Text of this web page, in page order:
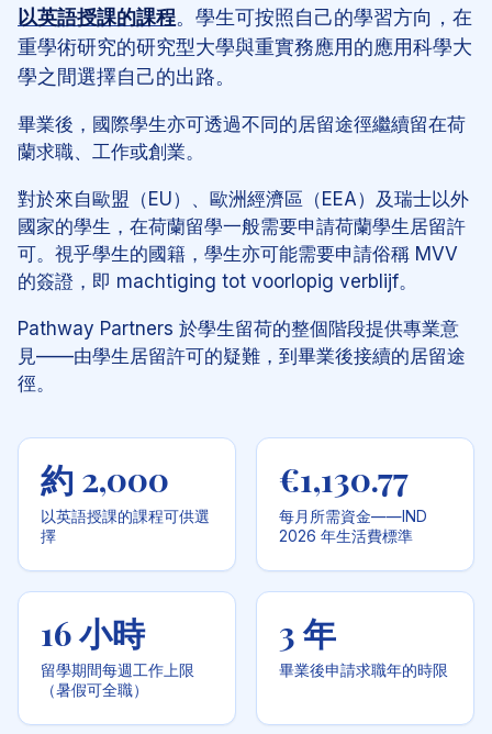
以英語授課的課程。學生可按照自己的學習方向，在
重學術研究的研究型大學與重實務應用的應用科學大
學之間選擇自己的出路。
畢業後，國際學生亦可透過不同的居留途徑繼續留在荷
蘭求職、工作或創業。
對於來自歐盟（EU）、歐洲經濟區（EEA）及瑞士以外
國家的學生，在荷蘭留學一般需要申請荷蘭學生居留許
可。視乎學生的國籍，學生亦可能需要申請俗稱 MVV
的簽證，即 machtiging tot voorlopig verblijf。
Pathway Partners 於學生留荷的整個階段提供專業意
見——由學生居留許可的疑難，到畢業後接續的居留途
徑。
約 2,000
以英語授課的課程可供選
擇
€1,130.77
每月所需資金——IND
2026 年生活費標準
16 小時
留學期間每週工作上限
（暑假可全職）
3 年
畢業後申請求職年的時限